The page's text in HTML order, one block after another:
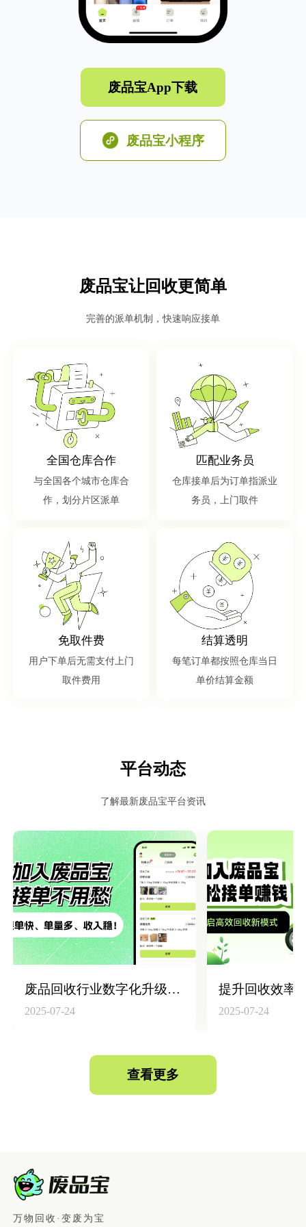
废品宝App下载
废品宝小程序
废品宝让回收更简单
完善的派单机制，快速响应接单
全国仓库合作
与全国各个城市仓库合
作，划分片区派单
匹配业务员
仓库接单后为订单指派业
务员，上门取件
免取件费
用户下单后无需支付上门
取件费用
结算透明
每笔订单都按照仓库当日
单价结算金额
平台动态
了解最新废品宝平台资讯
废品回收行业数字化升级：构建“回收员+平台+仓库”高效联动体系
2025-07-24 2025-07-24
查看更多
万物回收·变废为宝